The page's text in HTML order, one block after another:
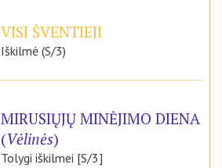
VISI ŠVENTIEJI
Iškilmė (S/3)
MIRUSIŲJŲ MINĖJIMO DIENA
(Vėlinės)
Tolygi iškilmei [S/3]